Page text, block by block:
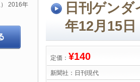
日刊ゲン
年12月15日
定価： ¥140
新聞社： 日刊現代